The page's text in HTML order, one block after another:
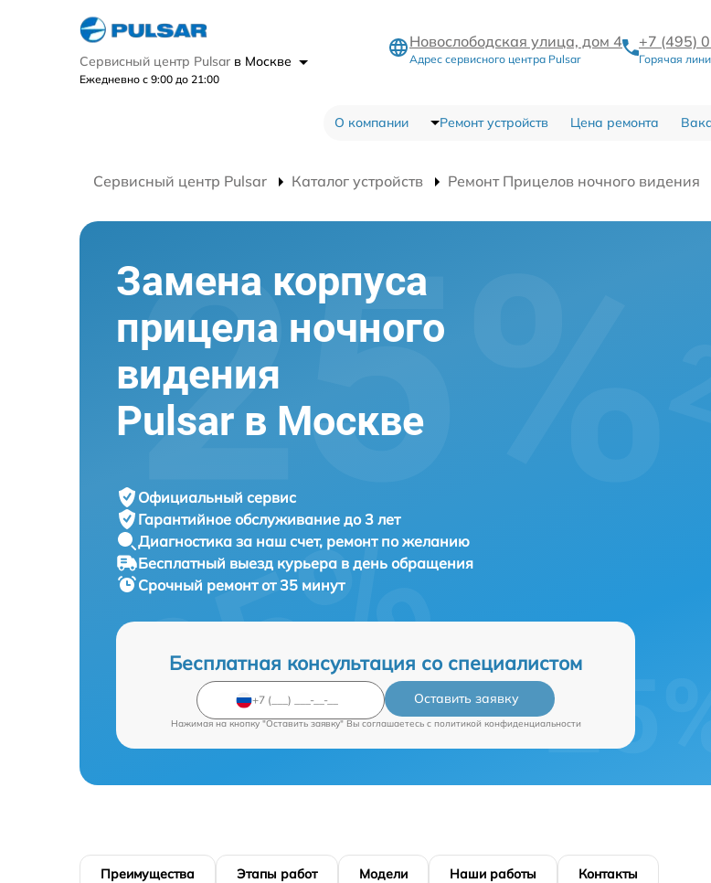
Сервисный центр Pulsar в Москве
Ежедневно с 9:00 до 21:00
Новослободская улица, дом 4
Адрес сервисного центра Pulsar
+7 (495)
Горячая
О компании Ремонт устройств Цена ремонта
Сервисный центр Pulsar Каталог устройств Ремонт Прицелов ночного видения
Замена корпуса
прицела ночного
видения
Pulsar в Москве
Официальный сервис
Гарантийное обслуживание до 3 лет
Диагностика за наш счет, ремонт по желанию
Бесплатный выезд курьера в день обращения
Срочный ремонтот 35 минут
Бесплатная консультация со специалистом
Оставить заявку
Нажимая на кнопку "Оставить заявку" Вы соглашаетесь c политикой конфиденциальности
Преимущества Этапы работ Модели Наши работы Контакты